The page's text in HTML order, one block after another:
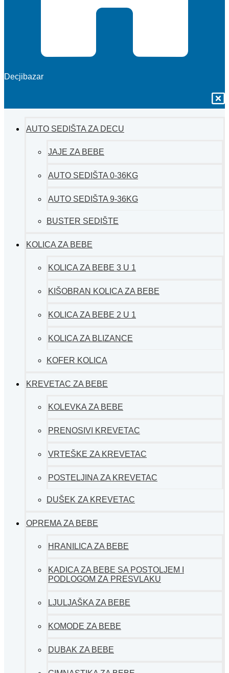
Decjibazar
AUTO SEDIŠTA ZA DECU
JAJE ZA BEBE
AUTO SEDIŠTA 0-36KG
AUTO SEDIŠTA 9-36KG
BUSTER SEDIŠTE
KOLICA ZA BEBE
KOLICA ZA BEBE 3 U 1
KIŠOBRAN KOLICA ZA BEBE
KOLICA ZA BEBE 2 U 1
KOLICA ZA BLIZANCE
KOFER KOLICA
KREVETAC ZA BEBE
KOLEVKA ZA BEBE
PRENOSIVI KREVETAC
VRTEŠKE ZA KREVETAC
POSTELJINA ZA KREVETAC
DUŠEK ZA KREVETAC
OPREMA ZA BEBE
HRANILICA ZA BEBE
KADICA ZA BEBE SA POSTOLJEM I
PODLOGOM ZA PRESVLAKU
LJULJAŠKA ZA BEBE
KOMODE ZA BEBE
DUBAK ZA BEBE